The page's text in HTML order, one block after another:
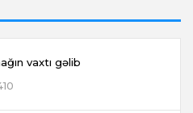
vaxtı gəlib